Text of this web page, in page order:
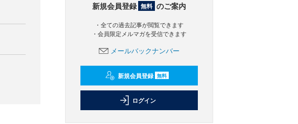
新規会員登録 無料 のご案内
・全ての過去記事が閲覧できます
・会員限定メルマガを受信できます
メールバックナンバー
新規会員登録 無料
ログイン